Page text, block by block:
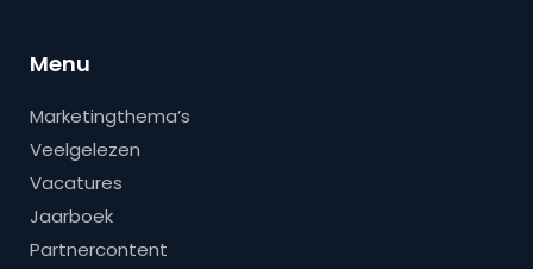
Menu
Marketingthema’s
Veelgelezen
Vacatures
Jaarboek
Partnercontent